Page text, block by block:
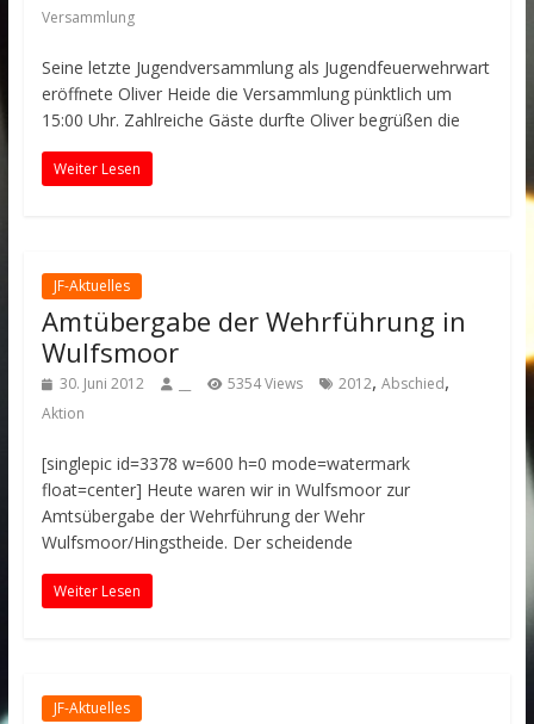
Versammlung
Seine letzte Jugendversammlung als Jugendfeuerwehrwart
eröffnete Oliver Heide die Versammlung pünktlich um
15:00 Uhr. Zahlreiche Gäste durfte Oliver begrüßen die
Weiter Lesen
JF-Aktuelles
Amtübergabe der Wehrführung in
Wulfsmoor
30. Juni 2012 5354 Views 2012, Abschied,
Aktion
[singlepic id=3378 w=600 h=0 mode=watermark
float=center] Heute waren wir in Wulfsmoor zur
Amtsübergabe der Wehrführung der Wehr
Wulfsmoor/Hingstheide. Der scheidende
Weiter Lesen
JF-Aktuelles